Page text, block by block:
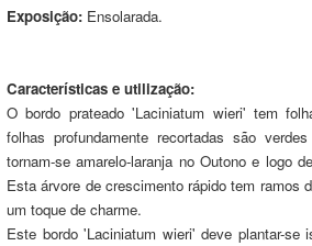
Exposição: Ensolarada.
Características e utilização:
O bordo prateado 'Laciniatum wieri' tem
folhas profundamente recortadas são
tornam-se amarelo-laranja no Outono e logo
Esta árvore de crescimento rápido tem ramos
um toque de charme.
Este bordo 'Laciniatum wieri' deve plantar-se